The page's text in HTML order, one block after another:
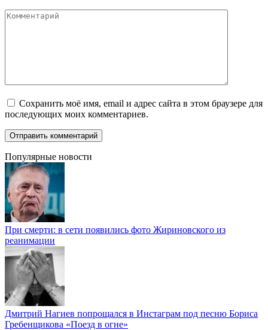
Комментарий
Сохранить моё имя, email и адрес сайта в этом браузере для
последующих моих комментариев.
Популярные новости
При смерти: в сети появились фото Жириновского из
реанимации
Дмитрий Нагиев попрощался в Инстаграм под песню Бориса
Гребенщикова «Поезд в огне»